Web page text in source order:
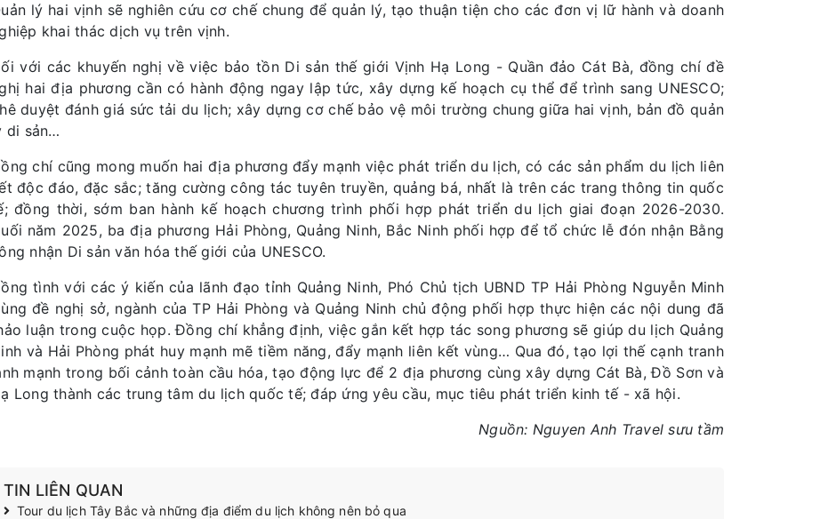
lý hai vịnh sẽ nghiên cứu cơ chế chung để quản lý, tạo thuận tiện cho các đơn vị lữ hành và doanh
khai thác dịch vụ trên vịnh.
với các khuyến nghị về việc bảo tồn Di sản thế giới Vịnh Hạ Long - Quần đảo Cát Bà, đồng chí đề
hai địa phương cần có hành động ngay lập tức, xây dựng kế hoạch cụ thể để trình sang UNESCO;
duyệt đánh giá sức tải du lịch; xây dựng cơ chế bảo vệ môi trường chung giữa hai vịnh, bản đồ quản
di sản…
chí cũng mong muốn hai địa phương đẩy mạnh việc phát triển du lịch, có các sản phẩm du lịch liên
độc đáo, đặc sắc; tăng cường công tác tuyên truyền, quảng bá, nhất là trên các trang thông tin quốc
đồng thời, sớm ban hành kế hoạch chương trình phối hợp phát triển du lịch giai đoạn 2026-2030.
năm 2025, ba địa phương Hải Phòng, Quảng Ninh, Bắc Ninh phối hợp để tổ chức lễ đón nhận Bằng
nhận Di sản văn hóa thế giới của UNESCO.
tình với các ý kiến của lãnh đạo tỉnh Quảng Ninh, Phó Chủ tịch UBND TP Hải Phòng Nguyễn Minh
đề nghị sở, ngành của TP Hải Phòng và Quảng Ninh chủ động phối hợp thực hiện các nội dung đã
luận trong cuộc họp. Đồng chí khẳng định, việc gắn kết hợp tác song phương sẽ giúp du lịch Quảng
và Hải Phòng phát huy mạnh mẽ tiềm năng, đẩy mạnh liên kết vùng… Qua đó, tạo lợi thế cạnh tranh
mạnh trong bối cảnh toàn cầu hóa, tạo động lực để 2 địa phương cùng xây dựng Cát Bà, Đồ Sơn và
Long thành các trung tâm du lịch quốc tế; đáp ứng yêu cầu, mục tiêu phát triển kinh tế - xã hội.
Nguồn: Nguyen Anh Travel sưu tầm
TIN LIÊN QUAN
Tour du lịch Tây Bắc và những địa điểm du lịch không nên bỏ qua